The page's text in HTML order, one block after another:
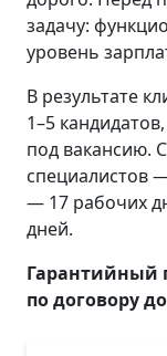
задачу:
уровень
В результате
1–5
под вакансию.
специалистов
— 17 рабочих
дней.
Гарантийный
по договору